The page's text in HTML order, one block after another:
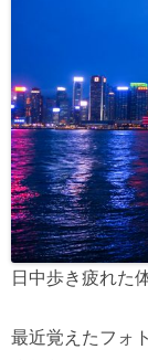
日中歩き疲れた
最近覚えたフォ